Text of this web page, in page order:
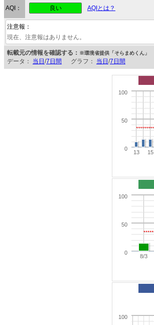
AQI： 良い AQIとは？
注意報：
現在、注意報はありません。
転載元の情報を確認する： ※環境省提供「そらまめくん」
データ： 当日 /7日間 グラフ： 当日 /7日間
13 15
0
50
100
8/3
0
50
100
100